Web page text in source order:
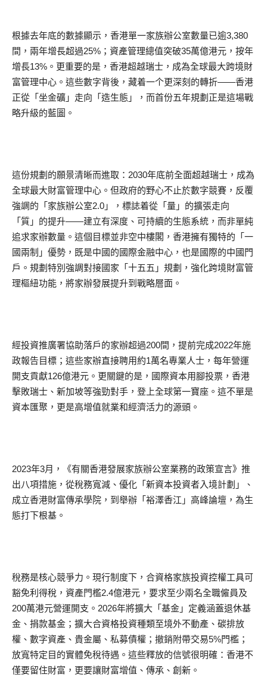
根據去年底的數據顯示，香港單一家族辦公室數量已逾3,380
間，兩年增長超過25%；資產管理總值突破35萬億港元，按年
增長13%。更重要的是，香港超越瑞士，成為全球最大跨境財
富管理中心。這些數字背後，藏着一个更深刻的轉折——香港
正從「坐金礦」走向「造生態」，而首份五年規劃正是這場戰
略升級的藍圖。
這份規劃的願景清晰而進取：2030年底前全面超越瑞士，成為
全球最大財富管理中心。但政府的野心不止於數字競賽，反覆
強調的「家族辦公室2.0」，標誌着從「量」的擴張走向
「質」的提升——建立有深度、可持續的生態系統，而非單純
追求家辦數量。這個目標並非空中樓閣，香港擁有獨特的「一
國兩制」優勢，既是中國的國際金融中心，也是國際的中國門
戶。規劃特別強調對接國家「十五五」規劃，強化跨境財富管
理樞紐功能，將家辦發展提升到戰略層面。
經投資推廣署協助落戶的家辦超過200間，提前完成2022年施
政報告目標；這些家辦直接聘用約1萬名專業人士，每年營運
開支貢獻126億港元。更關鍵的是，國際資本用腳投票，香港
擊敗瑞士、新加坡等強勁對手，登上全球第一寶座。這不單是
資本匯聚，更是高增值就業和經濟活力的源頭。
2023年3月，《有關香港發展家族辦公室業務的政策宣言》推
出八項措施，從稅務寬減、優化「新資本投資者入境計劃」、
成立香港財富傳承學院，到舉辦「裕澤香江」高峰論壇，為生
態打下根基。
稅務是核心競爭力。現行制度下，合資格家族投資控權工具可
豁免利得稅，資產門檻2.4億港元，要求至少兩名全職僱員及
200萬港元營運開支。2026年將擴大「基金」定義涵蓋退休基
金、捐款基金；擴大合資格投資種類至境外不動產、碳排放
權、數字資產、貴金屬、私募債權；撤銷附帶交易5%門檻；
放寬特定目的實體免稅待遇。這些釋放的信號很明確：香港不
僅要留住財富，更要讓財富增值、傳承、創新。